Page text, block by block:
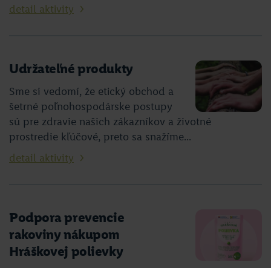
detail aktivity
Udržateľné produkty
Sme si vedomí, že etický obchod a
šetrné poľnohospodárske postupy
sú pre zdravie našich zákazníkov a životné
prostredie kľúčové, preto sa snažíme...
detail aktivity
Podpora prevencie
rakoviny nákupom
Hráškovej polievky